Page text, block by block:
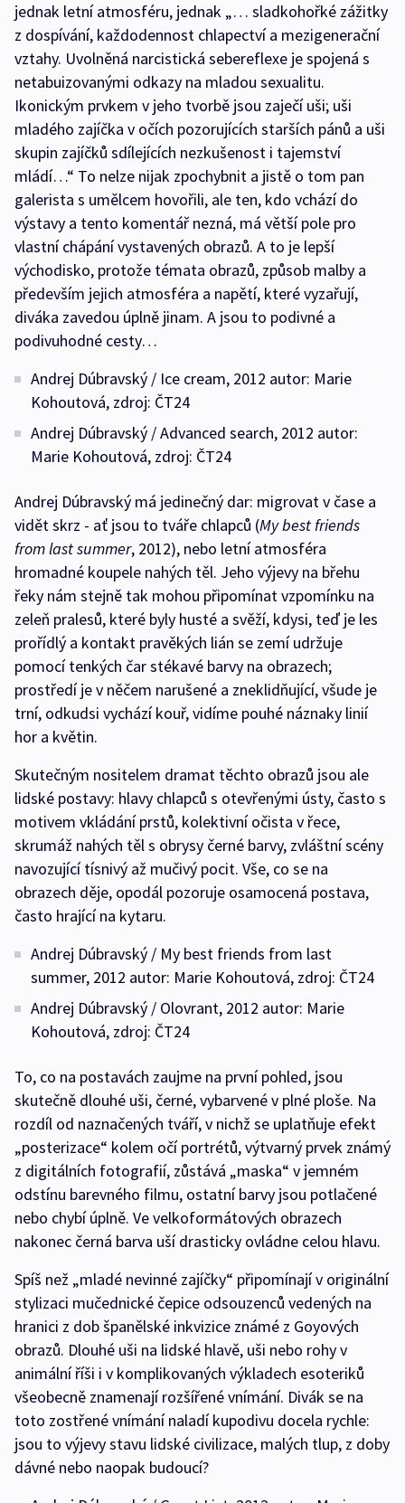
jednak letní atmosféru, jednak „… sladkohořké zážitky
z dospívání, každodennost chlapectví a mezigenerační
vztahy. Uvolněná narcistická sebereflexe je spojená s
netabuizovanými odkazy na mladou sexualitu.
Ikonickým prvkem v jeho tvorbě jsou zaječí uši; uši
mladého zajíčka v očích pozorujících starších pánů a uši
skupin zajíčků sdílejících nezkušenost i tajemství
mládí…“ To nelze nijak zpochybnit a jistě o tom pan
galerista s umělcem hovořili, ale ten, kdo vchází do
výstavy a tento komentář nezná, má větší pole pro
vlastní chápání vystavených obrazů. A to je lepší
východisko, protože témata obrazů, způsob malby a
především jejich atmosféra a napětí, které vyzařují,
diváka zavedou úplně jinam. A jsou to podivné a
podivuhodné cesty…
Andrej Dúbravský / Ice cream, 2012 autor: Marie
Kohoutová, zdroj: ČT24
Andrej Dúbravský / Advanced search, 2012 autor:
Marie Kohoutová, zdroj: ČT24
Andrej Dúbravský má jedinečný dar: migrovat v čase a
vidět skrz - ať jsou to tváře chlapců (My best friends
from last summer, 2012), nebo letní atmosféra
hromadné koupele nahých těl. Jeho výjevy na břehu
řeky nám stejně tak mohou připomínat vzpomínku na
zeleň pralesů, které byly husté a svěží, kdysi, teď je les
prořídlý a kontakt pravěkých lián se zemí udržuje
pomocí tenkých čar stékavé barvy na obrazech;
prostředí je v něčem narušené a zneklidňující, všude je
trní, odkudsi vychází kouř, vidíme pouhé náznaky linií
hor a květin.
Skutečným nositelem dramat těchto obrazů jsou ale
lidské postavy: hlavy chlapců s otevřenými ústy, často s
motivem vkládání prstů, kolektivní očista v řece,
skrumáž nahých těl s obrysy černé barvy, zvláštní scény
navozující tísnivý až mučivý pocit. Vše, co se na
obrazech děje, opodál pozoruje osamocená postava,
často hrající na kytaru.
Andrej Dúbravský / My best friends from last
summer, 2012 autor: Marie Kohoutová, zdroj: ČT24
Andrej Dúbravský / Olovrant, 2012 autor: Marie
Kohoutová, zdroj: ČT24
To, co na postavách zaujme na první pohled, jsou
skutečně dlouhé uši, černé, vybarvené v plné ploše. Na
rozdíl od naznačených tváří, v nichž se uplatňuje efekt
„posterizace“ kolem očí portrétů, výtvarný prvek známý
z digitálních fotografií, zůstává „maska“ v jemném
odstínu barevného filmu, ostatní barvy jsou potlačené
nebo chybí úplně. Ve velkoformátových obrazech
nakonec černá barva uší drasticky ovládne celou hlavu.
Spíš než „mladé nevinné zajíčky“ připomínají v originální
stylizaci mučednické čepice odsouzenců vedených na
hranici z dob španělské inkvizice známé z Goyových
obrazů. Dlouhé uši na lidské hlavě, uši nebo rohy v
animální říši i v komplikovaných výkladech esoteriků
všeobecně znamenají rozšířené vnímání. Divák se na
toto zostřené vnímání naladí kupodivu docela rychle:
jsou to výjevy stavu lidské civilizace, malých tlup, z doby
dávné nebo naopak budoucí?